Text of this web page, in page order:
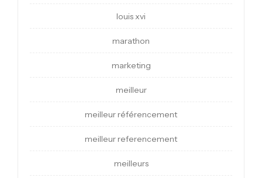
louis xvi
marathon
marketing
meilleur
meilleur référencement
meilleur referencement
meilleurs